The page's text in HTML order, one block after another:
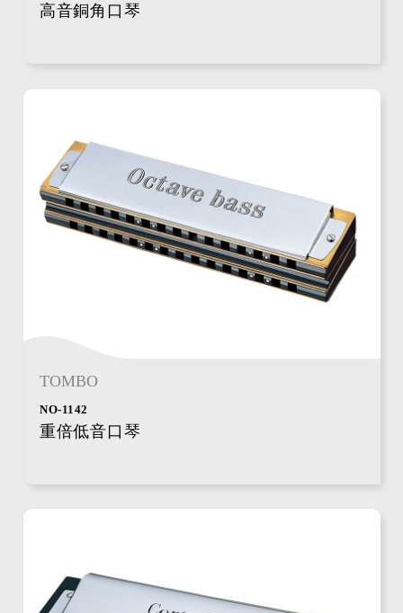
高音銅角口琴
TOMBO
NO-1142
重倍低音口琴